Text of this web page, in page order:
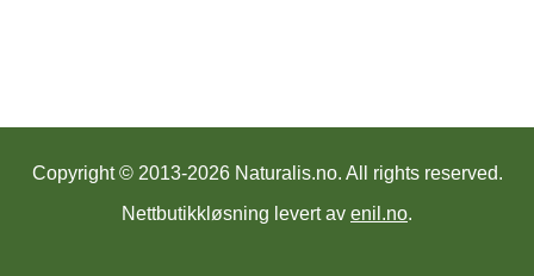
Copyright © 2013-2026 Naturalis.no. All rights reserved.
Nettbutikkløsning levert av enil.no.